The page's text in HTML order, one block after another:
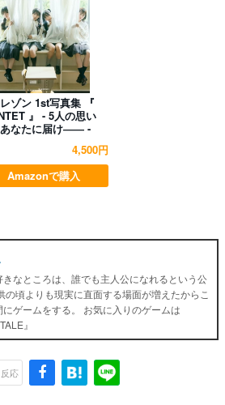
ゾン 1st写真集 『
』 - 5人の思い
なたに届け―― -
4,500円
Amazonで購入
きなところは、誰でも主人公になれるという公
の頃よりも現実に直面する場面が増えたからこ
にゲームをする。 お気に入りのゲームは
』
反応